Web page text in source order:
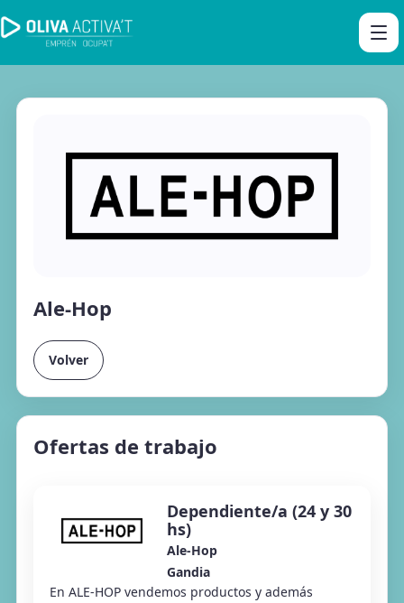
Ale-Hop
Volver
Ofertas de trabajo
Dependiente/a (24 y 30
hs)
Ale-Hop
Gandia
En ALE-HOP vendemos productos y además